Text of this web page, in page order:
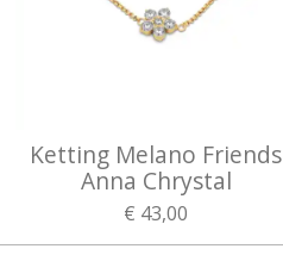
Ketting Melano Friends
Anna Chrystal
€ 43,00